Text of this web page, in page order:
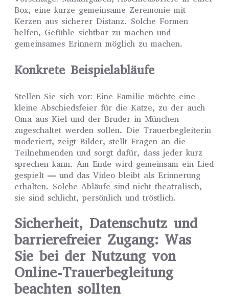
Box, eine kurze gemeinsame Zeremonie mit
Kerzen aus sicherer Distanz. Solche Formen
helfen, Gefühle sichtbar zu machen und
gemeinsames Erinnern möglich zu machen.
Konkrete Beispielabläufe
Stellen Sie sich vor: Eine Familie möchte eine
kleine Abschiedsfeier für die Katze, zu der auch
Oma aus Kiel und der Bruder in München
zugeschaltet werden sollen. Die Trauerbegleiterin
moderiert, zeigt Bilder, stellt Fragen an die
Teilnehmenden und sorgt dafür, dass jeder kurz
sprechen kann. Am Ende wird gemeinsam ein Lied
gespielt — und das Video bleibt als Erinnerung
erhalten. Solche Abläufe sind nicht theatralisch,
sie sind schlicht, persönlich und tröstlich.
Sicherheit, Datenschutz und
barrierefreier Zugang: Was
Sie bei der Nutzung von
Online-Trauerbegleitung
beachten sollten